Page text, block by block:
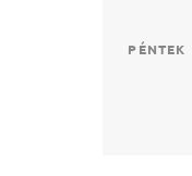
PÉNTEK